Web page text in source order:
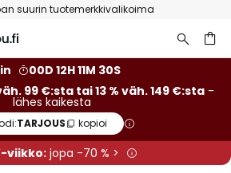
suurin tuotemerkkivalikoima
00D 12H 11M 29S
99 €:sta tai 13 % väh. 149 €:sta -
lähes kaikesta
TARJOUS kopioi
viikko:jopa -70 % >